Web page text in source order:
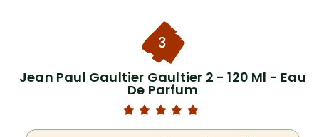
3
Jean Paul Gaultier Gaultier 2 - 120 Ml - Eau
De Parfum